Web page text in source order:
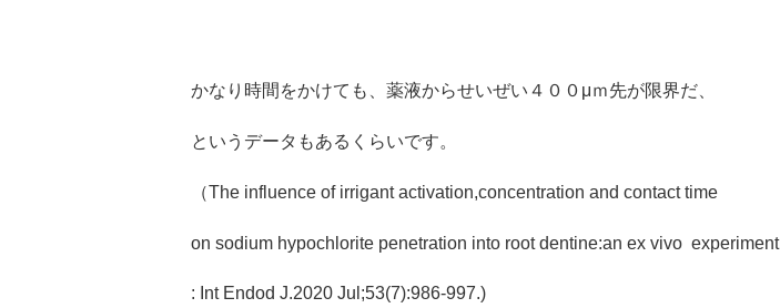
かなり時間をかけても、薬液からせいぜい４００μｍ先が限界だ、
というデータもあるくらいです。
（The influence of irrigant activation,concentration and contact time
on sodium hypochlorite penetration into root dentine:an ex vivo experiment
: I nt Endod J.2020 Jul;53(7):986-997.)